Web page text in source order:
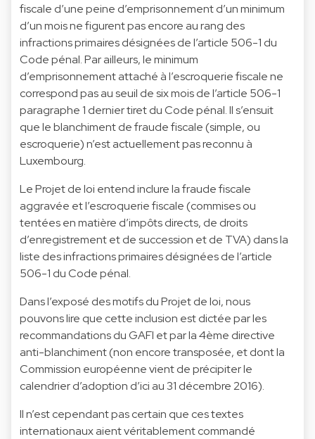
fiscale d’une peine d’emprisonnement d’un minimum
d’un mois ne figurent pas encore au rang des
infractions primaires désignées de l’article 506-1 du
Code pénal. Par ailleurs, le minimum
d’emprisonnement attaché à l’escroquerie fiscale ne
correspond pas au seuil de six mois de l’article 506-1
paragraphe 1 dernier tiret du Code pénal. Il s’ensuit
que le blanchiment de fraude fiscale (simple, ou
escroquerie) n’est actuellement pas reconnu à
Luxembourg.
Le Projet de loi entend inclure la fraude fiscale
aggravée et l’escroquerie fiscale (commises ou
tentées en matière d’impôts directs, de droits
d’enregistrement et de succession et de TVA) dans la
liste des infractions primaires désignées de l’article
506-1 du Code pénal.
Dans l’exposé des motifs du Projet de loi, nous
pouvons lire que cette inclusion est dictée par les
recommandations du GAFI et par la 4ème directive
anti-blanchiment (non encore transposée, et dont la
Commission européenne vient de précipiter le
calendrier d’adoption d’ici au 31 décembre 2016).
Il n’est cependant pas certain que ces textes
internationaux aient véritablement commandé